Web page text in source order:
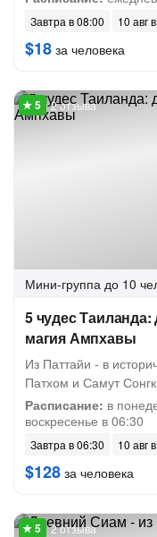
Завтра в 08:00 10 авг
$18 за человека
2 отзыва
Мини-группа до 10
5 чудес
магия Ампхавы
Из Паттайи - в
Патхом и Самут
Расписание: в
воскресенье в 06:30
Завтра в 06:30 10 авг
$128 за человека
2 отзыва